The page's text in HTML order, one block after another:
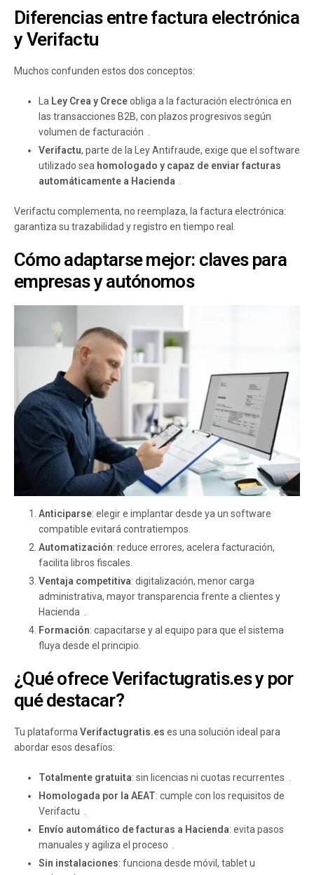
Diferencias entre factura electrónica
y Verifactu
Muchos confunden estos dos conceptos:
La Ley Crea y Creceobliga a la facturación electrónica en
las transacciones B2B, con plazos progresivos según
volumen de facturación .
Verifactu, parte de la Ley Antifraude, exige que el software
utilizado sea homologado y capaz de enviar facturas
automáticamente a Hacienda
Verifactu complementa, no reemplaza, la factura electrónica:
garantiza su trazabilidad y registro en tiempo real.
Cómo adaptarse mejor: claves para
empresas y autónomos
Anticiparse: elegir e implantar desde ya un software
compatible evitará contratiempos.
Automatización: reduce errores, acelera facturación,
facilita libros fiscales.
Ventaja competitiva: digitalización, menor carga
administrativa, mayor transparencia frente a clientes y
Hacienda .
Formación: capacitarse y al equipo para que el sistema
fluya desde el principio.
¿Qué ofrece Verifactugratis.es y por
qué destacar?
Tu plataforma Verifactugratis.es es una solución ideal para
abordar esos desafíos:
Totalmente gratuita: sin licencias ni cuotas recurrentes .
Homologada por la AEAT: cumple con los requisitos de
Verifactu .
Envío automático de facturas a Hacienda: evita pasos
manuales y agiliza el proceso .
Sin instalaciones: funciona desde móvil, tablet u